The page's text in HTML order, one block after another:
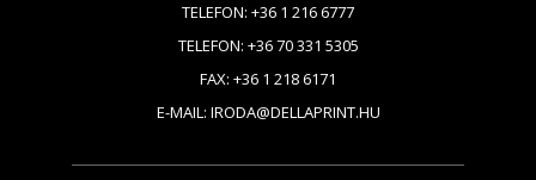
TELEFON: +36 1 216 6777
TELEFON: +36 70 331 5305
FAX: +36 1 218 6171
E-MAIL: IRODA@DELLAPRINT.HU